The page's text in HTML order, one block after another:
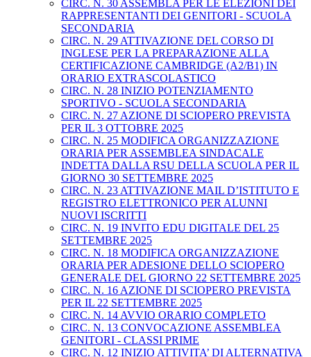
CIRC. N. 30 ASSEMBLA PER LE ELEZIONI DEI
RAPPRESENTANTI DEI GENITORI - SCUOLA
SECONDARIA
CIRC. N. 29 ATTIVAZIONE DEL CORSO DI
INGLESE PER LA PREPARAZIONE ALLA
CERTIFICAZIONE CAMBRIDGE (A2/B1) IN
ORARIO EXTRASCOLASTICO
CIRC. N. 28 INIZIO POTENZIAMENTO
SPORTIVO - SCUOLA SECONDARIA
CIRC. N. 27 AZIONE DI SCIOPERO PREVISTA
PER IL 3 OTTOBRE 2025
CIRC. N. 25 MODIFICA ORGANIZZAZIONE
ORARIA PER ASSEMBLEA SINDACALE
INDETTA DALLA RSU DELLA SCUOLA PER IL
GIORNO 30 SETTEMBRE 2025
CIRC. N. 23 ATTIVAZIONE MAIL D’ISTITUTO E
REGISTRO ELETTRONICO PER ALUNNI
NUOVI ISCRITTI
CIRC. N. 19 INVITO EDU DIGITALE DEL 25
SETTEMBRE 2025
CIRC. N. 18 MODIFICA ORGANIZZAZIONE
ORARIA PER ADESIONE DELLO SCIOPERO
GENERALE DEL GIORNO 22 SETTEMBRE 2025
CIRC. N. 16 AZIONE DI SCIOPERO PREVISTA
PER IL 22 SETTEMBRE 2025
CIRC. N. 14 AVVIO ORARIO COMPLETO
CIRC. N. 13 CONVOCAZIONE ASSEMBLEA
GENITORI - CLASSI PRIME
CIRC. N. 12 INIZIO ATTIVITA’ DI ALTERNATIVA